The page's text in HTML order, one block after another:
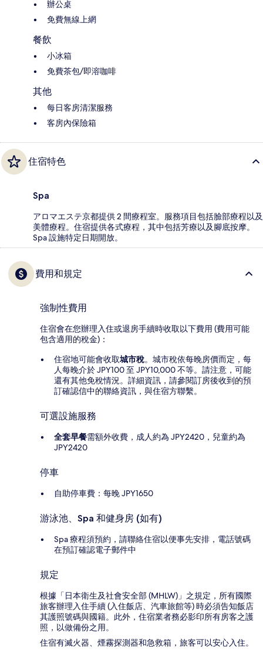
辦公桌
免費無線上網
餐飲
小冰箱
免費茶包/即溶咖啡
其他
每日客房清潔服務
客房內保險箱
住宿特色
Spa
アロマエステ京都提供 2 間療程室。服務項目包括臉部療程以及
美體療程。住宿提供各式療程，其中包括芳療以及腳底按摩。
Spa 設施特定日期開放。
費用和規定
強制性費用
住宿會在您辦理入住或退房手續時收取以下費用 (費用可能
包含適用的稅金)：
住宿地可能會收取城市稅。城市稅依每晚房價而定，每
人每晚介於 JPY100 至 JPY10,000 不等。請注意，可能
還有其他免稅情況。詳細資訊，請參閱訂房後收到的預
訂確認信中的聯絡資訊，與住宿方聯繫。
可選設施服務
全套早餐需額外收費，成人約為 JPY2420，兒童約為
JPY2420
停車
自助停車費：每晚 JPY1650
游泳池、Spa 和健身房 (如有)
Spa 療程須預約，請聯絡住宿以便事先安排，電話號碼
在預訂確認電子郵件中
規定
根據「日本衛生及社會安全部 (MHLW)」之規定，所有國際
旅客辦理入住手續 (入住飯店、汽車旅館等) 時必須告知飯店
其護照號碼與國籍。此外，住宿業者務必影印所有房客之護
照，以做備份之用。
住宿有滅火器、煙霧探測器和急救箱，旅客可以安心入住。